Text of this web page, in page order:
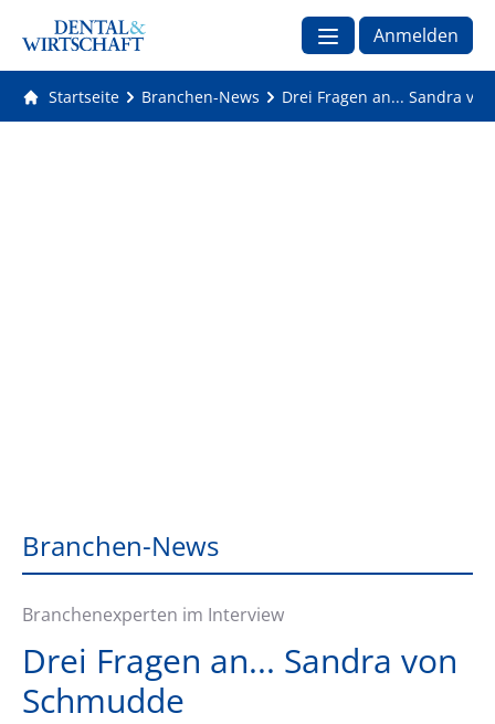
Anmelden
Startseite Branchen-News Drei Fragen an... Sandra
Branchen-News
Branchenexperten im Interview
Drei Fragen an... Sandra von
Schmudde